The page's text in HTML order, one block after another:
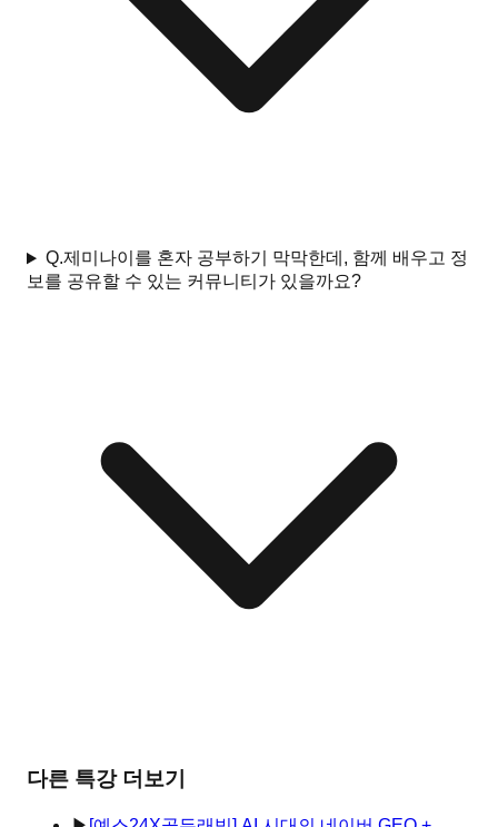
Q.제미나이를 혼자 공부하기 막막한데, 함께 배우고 정
보를 공유할 수 있는 커뮤니티가 있을까요?
다른 특강 더보기